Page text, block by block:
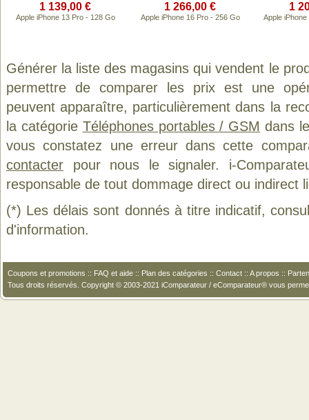
1 139,00 €
Apple iPhone 13 Pro - 128 Go
1 266,00 €
Apple iPhone 16 Pro - 256 Go
1
Apple
Générer la liste des magasins qui vendent le
permettre de comparer les prix est une
peuvent apparaître, particulièrement dans la
la catégorie Téléphones portables / GSM dans
vous constatez une erreur dans cette
contacter pour nous le signaler. i-
responsable de tout dommage direct ou indirect
(*) Les délais sont donnés à titre indicatif,
d'information.
Coupons et promotions :: FAQ et aide :: Plan des catégories :: Contact :: A propos ::
Tous droits réservés. Copyright © 2003-2021 iComparateur / eComparateur® vous